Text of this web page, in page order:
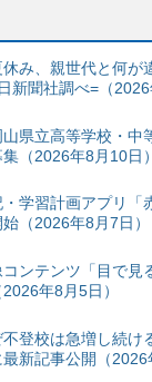
み、親世代と何が
新聞社調べ=（2026
県立高等学校・中
（2026年8月10日）
学習計画アプリ「
（2026年8月7日）
ンテンツ「目で見
年8月5日）
登校は急増し続け
新記事公開（2026